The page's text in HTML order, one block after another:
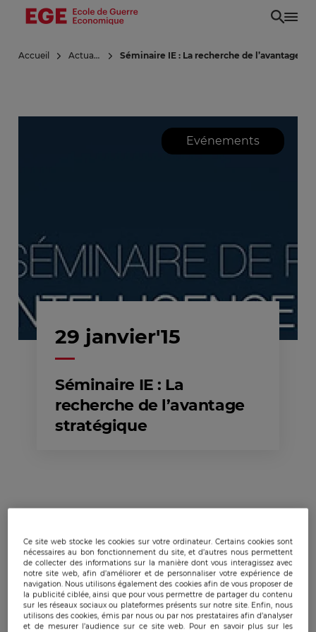
Aller
principal
Accueil Actualités Séminaire IE : La recherche de l’avantage
29 janvier'15
Séminaire IE : La
recherche de l’avantage
stratégique
Evénements
Publicado: 29/01/2015|Actualizado: 22/12/2023
Ce site web stocke les cookies sur votre ordinateur. Certains cookies sont
nécessaires au bon fonctionnement du site, et d’autres nous permettent
de collecter des informations sur la manière dont vous interagissez avec
notre site web, afin d’améliorer et de personnaliser votre expérience de
navigation. Nous utilisons également des cookies afin de vous proposer de
la publicité ciblée, ainsi que pour vous permettre de partager du contenu
sur les réseaux sociaux ou plateformes présents sur notre site. Enfin, nous
utilisons des cookies, émis par nous ou par nos prestataires afin d’analyser
et de mesurer l’audience sur ce site web. Pour en savoir plus sur les